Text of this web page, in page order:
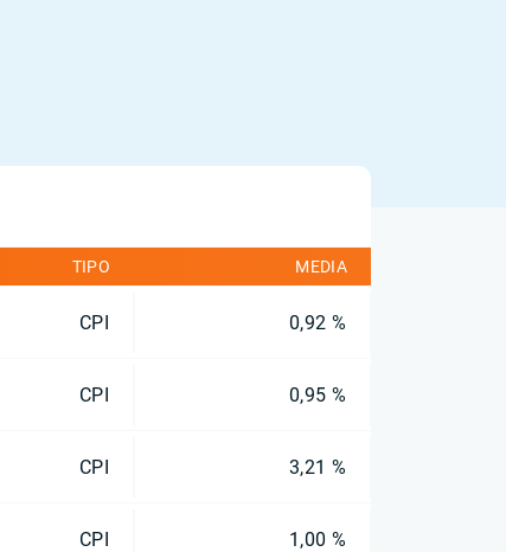
TIPO MEDIA
CPI 0,92 %
CPI 0,95 %
CPI 3,21 %
CPI 1,00 %